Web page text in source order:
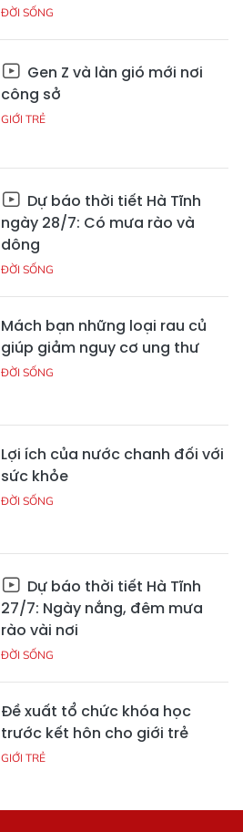
ĐỜI SỐNG
Gen Z và làn gió mới nơi
công sở
GIỚI TRẺ
Dự báo thời tiết Hà Tĩnh
ngày 28/7: Có mưa rào và
dông
ĐỜI SỐNG
Mách bạn những loại rau củ
giúp giảm nguy cơ ung thư
ĐỜI SỐNG
Lợi ích của nước chanh đối với
sức khỏe
ĐỜI SỐNG
Dự báo thời tiết Hà Tĩnh
27/7: Ngày nắng, đêm mưa
rào vài nơi
ĐỜI SỐNG
Đề xuất tổ chức khóa học
trước kết hôn cho giới trẻ
GIỚI TRẺ